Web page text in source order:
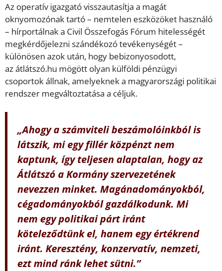
Az operatív igazgató visszautasítja a magát
oknyomozónak tartó – nemtelen eszközöket használó
– hírportálnak a Civil Összefogás Fórum hitelességét
megkérdőjelezni szándékozó tevékenységét –
különösen azok után, hogy bebizonyosodott,
az átlátszó.hu mögött olyan külföldi pénzügyi
csoportok állnak, amelyeknek a magyarországi politikai
rendszer megváltoztatása a céljuk.
„Ahogy a számviteli beszámolóinkból is
látszik, mi egy fillér közpénzt nem
kaptunk, így teljesen alaptalan, hogy az
Átlátszó a Kormány szervezetének
nevezzen minket. Magánadományokból,
cégadományokból gazdálkodunk. Mi
nem egy politikai párt iránt
köteleződtünk el, hanem egy értékrend
iránt. Keresztény, konzervatív, nemzeti,
ezt mind ránk lehet sütni.”